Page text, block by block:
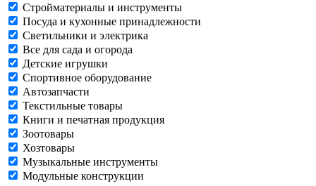
Стройматериалы и инструменты
Посуда и кухонные принадлежности
Светильники и электрика
Все для сада и огорода
Детские игрушки
Спортивное оборудование
Автозапчасти
Текстильные товары
Книги и печатная продукция
Зоотовары
Хозтовары
Музыкальные инструменты
Модульные конструкции